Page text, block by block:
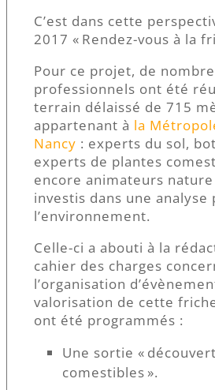
C’est dans cette
2017 « Rendez-vous à la
Pour ce projet, de
professionnels ont été
terrain délaissé de 715
appartenant à la
Nancy : experts du sol,
experts de plantes
encore animateurs
investis dans une analyse
l’environnement.
Celle-ci a abouti à la
cahier des charges
l’organisation
valorisation de cette
ont été programmés :
Une sortie «
comestibles ».